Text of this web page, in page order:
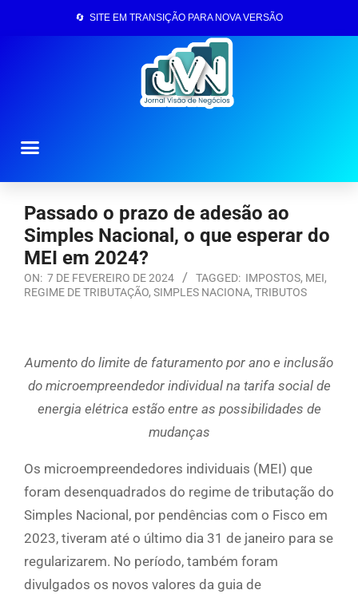
🔄 SITE EM TRANSIÇÃO PARA NOVA VERSÃO
Passado o prazo de adesão ao
Simples Nacional, o que esperar do
MEI em 2024?
ON: 7 DE FEVEREIRO DE 2024 TAGGED: IMPOSTOS, MEI,
REGIME DE TRIBUTAÇÃO, SIMPLES NACIONA, TRIBUTOS
Aumento do limite de faturamento por ano e inclusão
do microempreendedor individual na tarifa social de
energia elétrica estão entre as possibilidades de
mudanças
Os microempreendedores individuais (MEI) que
foram desenquadrados do regime de tributação do
Simples Nacional, por pendências com o Fisco em
2023, tiveram até o último dia 31 de janeiro para se
regularizarem. No período, também foram
divulgados os novos valores da guia de